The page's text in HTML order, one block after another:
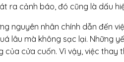
ra cảnh báo, đó cũng là dấu
nguyên nhân chính dẫn đến
lâu mà không sạc lại. Những
của cửa cuốn. Vì vậy, việc thay